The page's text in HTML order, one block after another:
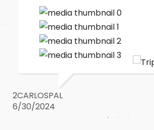
buena vista desde el exterior.
2CARLOSPAL
6/30/2024